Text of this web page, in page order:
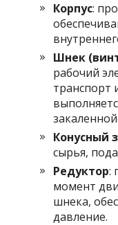
Корпус:
Шнек
рабочий
транспорт
Конусный
сырья,
Редуктор:
момент
шнека,
давление.